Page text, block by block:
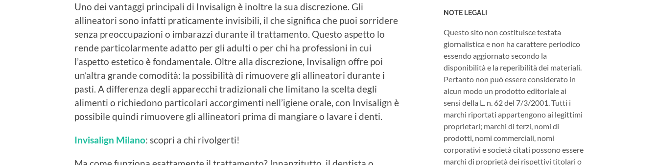
Uno dei vantaggi principali di Invisalign è inoltre la sua discrezione. Gli
allineatori sono infatti praticamente invisibili, il che significa che puoi sorridere
senza preoccupazioni o imbarazzi durante il trattamento. Questo aspetto lo
rende particolarmente adatto per gli adulti o per chi ha professioni in cui
l’aspetto estetico è fondamentale. Oltre alla discrezione, Invisalign offre poi
un’altra grande comodità: la possibilità di rimuovere gli allineatori durante i
pasti. A differenza degli apparecchi tradizionali che limitano la scelta degli
alimenti o richiedono particolari accorgimenti nell’igiene orale, con Invisalign è
possibile quindi rimuovere gli allineatori prima di mangiare o lavare i denti.
Invisalign Milano: scopri a chi rivolgerti!
NOTE LEGALI
Questo sito non costituisce testata
giornalistica e non ha carattere periodico
essendo aggiornato secondo la
disponibilità e la reperibilità dei materiali.
Pertanto non può essere considerato in
alcun modo un prodotto editoriale ai
sensi della L. n. 62 del 7/3/2001. Tutti i
marchi riportati appartengono ai legittimi
proprietari; marchi di terzi, nomi di
prodotti, nomi commerciali, nomi
corporativi e società citati possono essere
marchi di proprietà dei rispettivi titolari o